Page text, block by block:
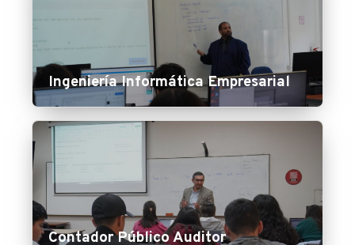
Ingeniería Informática Empresarial
Contador Público Auditor